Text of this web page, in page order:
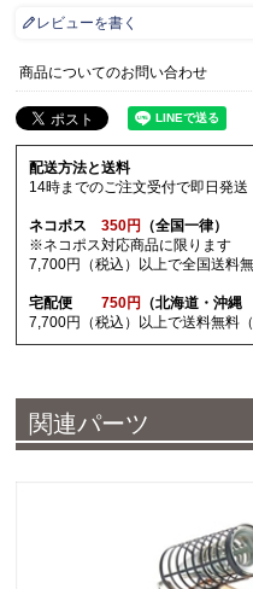
レビューを書く
商品についてのお問い合わせ
配送方法と送料
14時までのご注文受付で即日発送
ネコポス350円
（全国一律）
※ネコポス対応商品に限ります
7,700円（税込）以上で全国送料
宅配便750円 （北海道・沖
7,700円（税込）以上で送料無料
関連パーツ